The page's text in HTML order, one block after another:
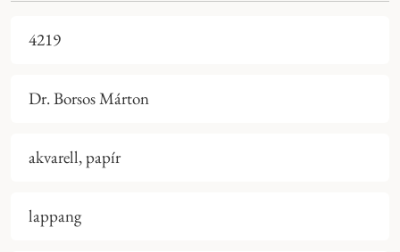
4219
Dr. Borsos Márton
akvarell, papír
lappang